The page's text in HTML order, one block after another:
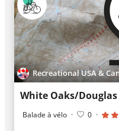
Recreational USA &
White Oaks/Douglas
Balade à vélo · 0 ·